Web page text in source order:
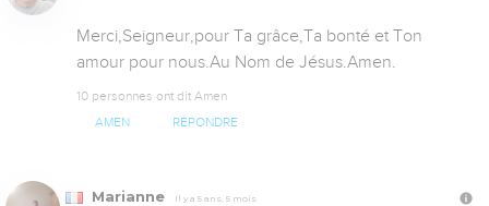
Merci,Seigneur,pour Ta grâce,Ta bonté et Ton
amour pour nous.Au Nom de Jésus.Amen.
10 personnes ont dit Amen
AMEN RÉPONDRE
Marianne Il y a 5 ans, 5 mois